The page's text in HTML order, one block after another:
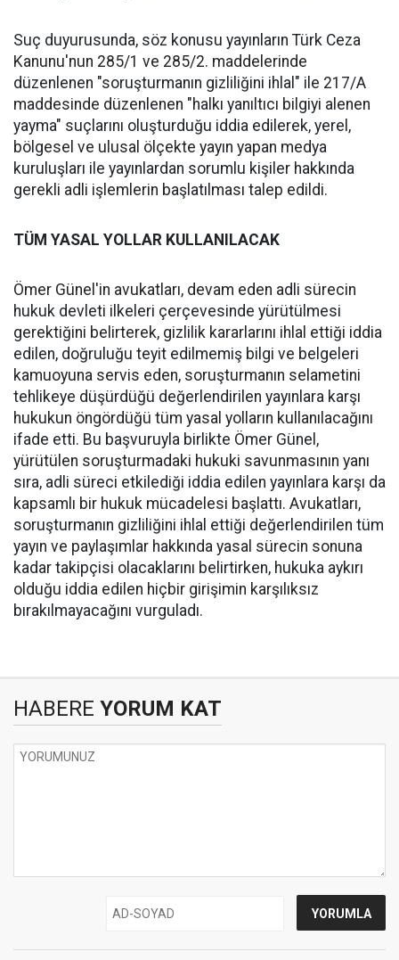
Suç duyurusunda, söz konusu yayınların Türk Ceza
Kanunu'nun 285/1 ve 285/2. maddelerinde
düzenlenen "soruşturmanın gizliliğini ihlal" ile 217/A
maddesinde düzenlenen "halkı yanıltıcı bilgiyi alenen
yayma" suçlarını oluşturduğu iddia edilerek, yerel,
bölgesel ve ulusal ölçekte yayın yapan medya
kuruluşları ile yayınlardan sorumlu kişiler hakkında
gerekli adli işlemlerin başlatılması talep edildi.
TÜM YASAL YOLLAR KULLANILACAK
Ömer Günel'in avukatları, devam eden adli sürecin
hukuk devleti ilkeleri çerçevesinde yürütülmesi
gerektiğini belirterek, gizlilik kararlarını ihlal ettiği iddia
edilen, doğruluğu teyit edilmemiş bilgi ve belgeleri
kamuoyuna servis eden, soruşturmanın selametini
tehlikeye düşürdüğü değerlendirilen yayınlara karşı
hukukun öngördüğü tüm yasal yolların kullanılacağını
ifade etti. Bu başvuruyla birlikte Ömer Günel,
yürütülen soruşturmadaki hukuki savunmasının yanı
sıra, adli süreci etkilediği iddia edilen yayınlara karşı da
kapsamlı bir hukuk mücadelesi başlattı. Avukatları,
soruşturmanın gizliliğini ihlal ettiği değerlendirilen tüm
yayın ve paylaşımlar hakkında yasal sürecin sonuna
kadar takipçisi olacaklarını belirtirken, hukuka aykırı
olduğu iddia edilen hiçbir girişimin karşılıksız
bırakılmayacağını vurguladı.
HABERE YORUM KAT